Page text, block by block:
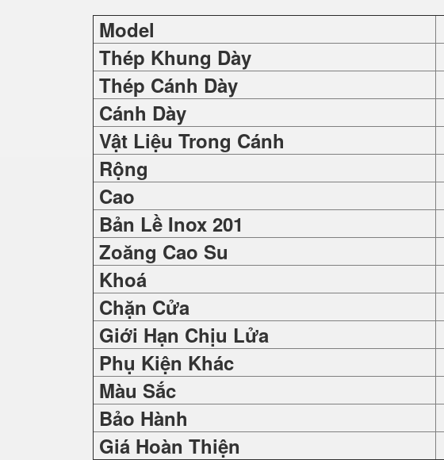
Model
Thép Khung Dày
Thép Cánh Dày
Cánh Dày
Vật Liệu Trong Cánh
Rộng
Cao
Bản Lề Inox 201
Zoăng Cao Su
Khoá
Chặn Cửa
Giới Hạn Chịu Lửa
Phụ Kiện Khác
Màu Sắc
Bảo Hành
Giá Hoàn Thiện